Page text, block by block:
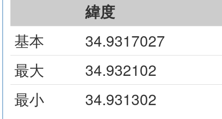
緯度
基本
34.9317027
最大
34.932102
最小
34.931302